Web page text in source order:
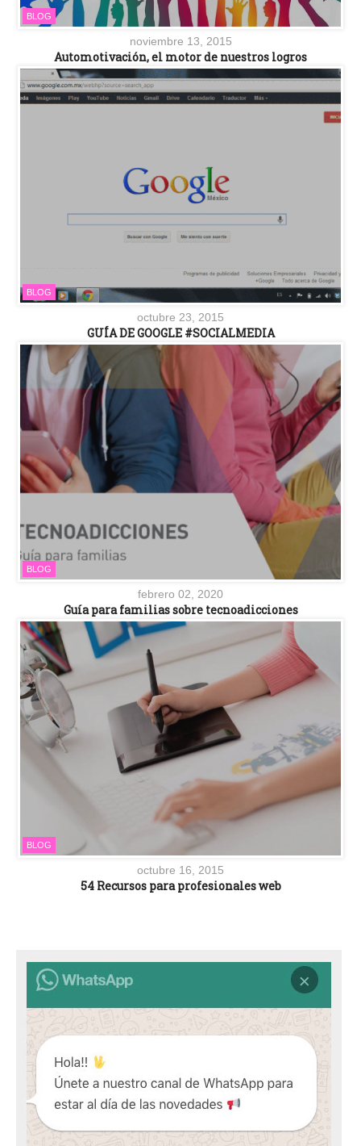
BLOG
noviembre 13, 2015
Automotivación, el motor de nuestros logros
BLOG
octubre 23, 2015
GUÍA DE GOOGLE #SOCIALMEDIA
BLOG
febrero 02, 2020
Guía para familias sobre tecnoadicciones
BLOG
octubre 16, 2015
54 Recursos para profesionales web